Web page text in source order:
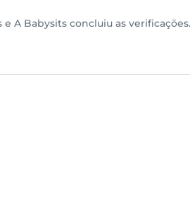
A Babysits concluiu as verificações.